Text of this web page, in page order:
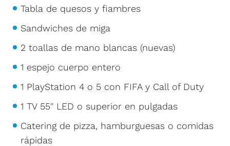
Tabla de quesos y fiambres
Sandwiches de miga
2 toallas de mano blancas (nuevas)
1 espejo cuerpo entero
1 PlayStation 4 o 5 con FIFA y Call of Duty
1 TV 55′' LED o superior en pulgadas
Catering de pizza, hamburguesas o comidas
rápidas